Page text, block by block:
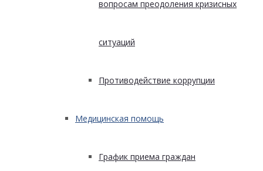
вопросам преодоления кризисных
ситуаций
Противодействие коррупции
Медицинская помощь
График приема граждан